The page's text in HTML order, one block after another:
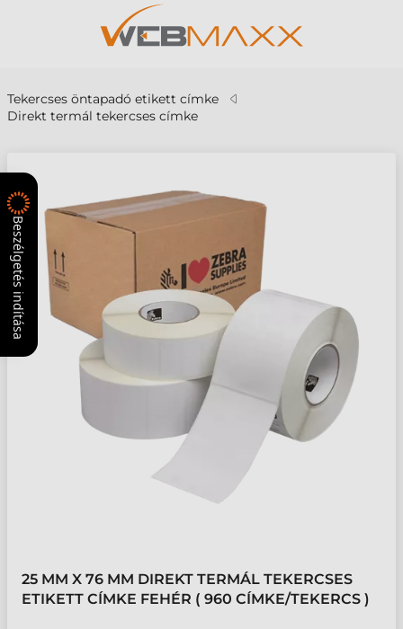
Tekercses öntapadó etikett címke
Direkt termál tekercses címke
25 MM X 76 MM DIREKT TERMÁL TEKERCSES
ETIKETT CÍMKE FEHÉR ( 960 CÍMKE/TEKERCS )
Beszélgetés indítása